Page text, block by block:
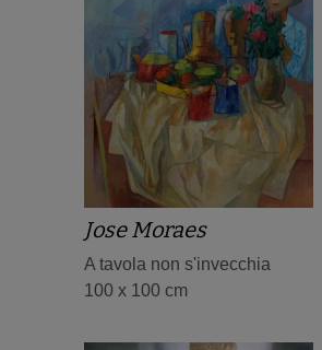
Jose Moraes
A tavola non s'invecchia
100 x 100 cm